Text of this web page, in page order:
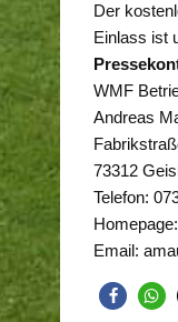
Der
Einlass ist
WMF
Andreas
73312
Telefon:
Email: